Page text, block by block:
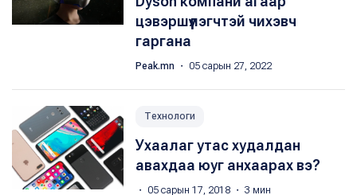
цэвэршүүлэгчтэй чихэвч
гаргана
Peak.mn ・ 05 сарын 27, 2022
Технологи
Ухаалаг утас худалдан
авахдаа юуг анхаарах вэ?
・ 05 сарын 17, 2018 ・ 3 мин